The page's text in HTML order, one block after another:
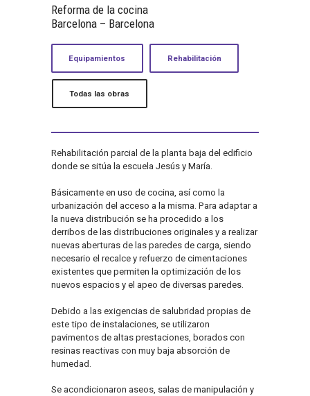
Reforma de la cocina
Barcelona – Barcelona
Equipamientos Rehabilitación
Todas las obras
Rehabilitación parcial de la planta baja del edificio
donde se sitúa la escuela Jesús y María.
Básicamente en uso de cocina, así como la
urbanización del acceso a la misma. Para adaptar a
la nueva distribución se ha procedido a los
derribos de las distribuciones originales y a realizar
nuevas aberturas de las paredes de carga, siendo
necesario el recalce y refuerzo de cimentaciones
existentes que permiten la optimización de los
nuevos espacios y el apeo de diversas paredes.
Debido a las exigencias de salubridad propias de
este tipo de instalaciones, se utilizaron
pavimentos de altas prestaciones, borados con
resinas reactivas con muy baja absorción de
humedad.
Se acondicionaron aseos, salas de manipulación y